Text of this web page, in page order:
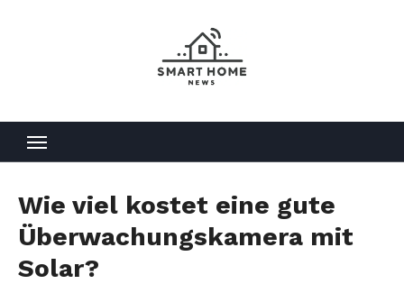
Wie viel kostet eine gute
Überwachungskamera mit
Solar?